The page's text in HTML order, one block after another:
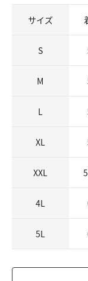
サイズ
S
M
L
XL
XXL
4L
5L